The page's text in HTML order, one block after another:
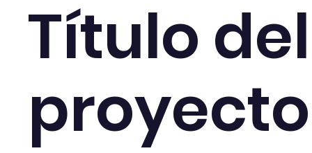
Título del
proyecto